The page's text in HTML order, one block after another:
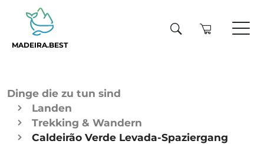
MADEIRA.BEST
Dinge die zu tun sind
Landen
Trekking & Wandern
Caldeirão Verde Levada-Spaziergang